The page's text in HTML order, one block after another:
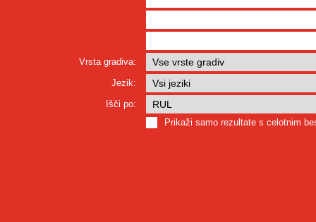
Vrsta gradiva:
Jezik:
Išči po:
Prikaži samo rezultate s celotnim